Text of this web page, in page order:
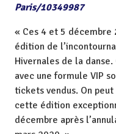
Paris/10349987
« Ces 4 et 5
édition de
Hivernales de la
avec une formule VIP
tickets vendus. On
cette édition
décembre après